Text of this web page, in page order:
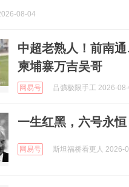
08-04
中超老熟人！前南
柬埔寨万吉吴哥
网易号 吕彍极限手工 2026-
一生红黑，六号永
网易号 斯坦福桥看更人 2026-